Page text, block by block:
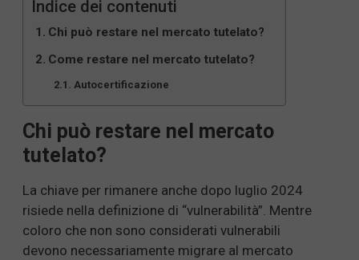
Indice dei contenuti
Chi può restare nel mercato tutelato?
Come restare nel mercato tutelato?
Autocertificazione
Chi può restare nel mercato
tutelato?
La chiave per rimanere anche dopo luglio 2024
risiede nella definizione di “vulnerabilità”. Mentre
coloro che non sono considerati vulnerabili
devono necessariamente migrare al mercato